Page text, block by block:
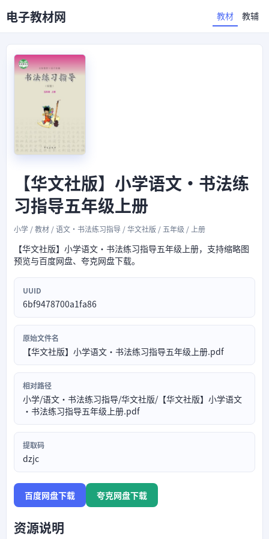
电子教材网 教材 教辅
【华文社版】小学语文·书法练
习指导五年级上册
小学 / 教材 / 语文·书法练习指导 / 华文社版 / 五年级 / 上册
【华文社版】小学语文·书法练习指导五年级上册，支持缩略图
预览与百度网盘、夸克网盘下载。
UUID
6bf9478700a1fa86
原始文件名
【华文社版】小学语文·书法练习指导五年级上册.pdf
相对路径
小学/语文·书法练习指导/华文社版/【华文社版】小学语文
·书法练习指导五年级上册.pdf
提取码
dzjc
百度网盘下载 夸克网盘下载
资源说明